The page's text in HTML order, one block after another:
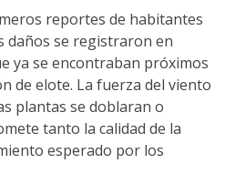
reportes de habitantes
daños se registraron en
ya se encontraban próximos
de elote. La fuerza del viento
plantas se doblaran o
tanto la calidad de la
esperado por los